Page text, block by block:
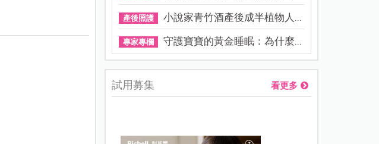
產後照護 小說家青竹酒產後成半植物人...
專家專欄 守護寶寶的黃金睡眠：為什麼...
試用募集 看更多